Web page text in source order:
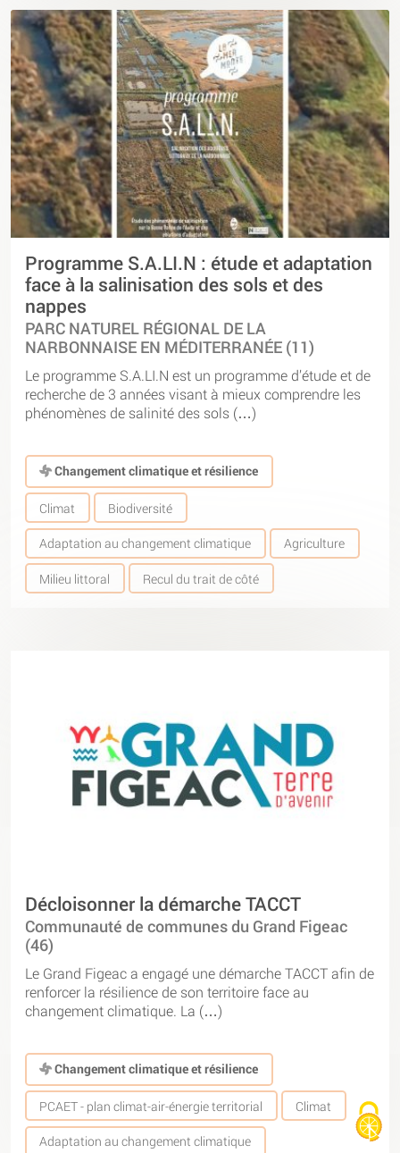
Programme S.A.LI.N : étude et adaptation
face à la salinisation des sols et des
nappes
PARC NATUREL RÉGIONAL DE LA
NARBONNAISE EN MÉDITERRANÉE (11)
Le programme S.A.LI.N est un programme d’étude et de
recherche de 3 années visant à mieux comprendre les
phénomènes de salinité des sols (…)
Changement climatique et résilience
Climat Biodiversité
Adaptation au changement climatique Agriculture
Milieu littoral Recul du trait de côté
Décloisonner la démarche TACCT
Communauté de communes du Grand Figeac
(46)
Le Grand Figeac a engagé une démarche TACCT afin de
renforcer la résilience de son territoire face au
changement climatique. La (…)
Changement climatique et résilience
PCAET - plan climat-air-énergie territorial Climat
Adaptation au changement climatique